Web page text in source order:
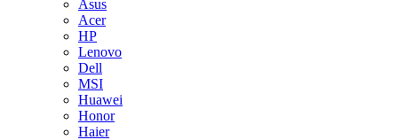
Asus
Acer
HP
Lenovo
Dell
MSI
Huawei
Honor
Haier